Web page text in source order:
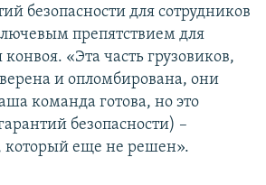
безопасности для сотрудников
препятствием для
«Эта часть грузовиков,
и опломбирована, они
команда готова, но это
безопасности) –
который еще не решен».